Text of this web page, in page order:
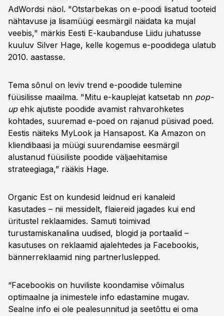
AdWordsi näol. "Otstarbekas on e-poodi lisatud tooteid
nähtavuse ja lisamüügi eesmärgil näidata ka mujal
veebis," märkis Eesti E-kaubanduse Liidu juhatusse
kuuluv Silver Hage, kelle kogemus e-poodidega ulatub
2010. aastasse.
Tema sõnul on leviv trend e-poodide tulemine
füüsilisse maailma. "Mitu e-kauplejat katsetab nn pop-
upehk ajutiste poodide avamist rahvarohketes
kohtades, suuremad e-poed on rajanud püsivad poed.
Eestis näiteks MyLook ja Hansapost. Ka Amazon on
kliendibaasi ja müügi suurendamise eesmärgil
alustanud füüsiliste poodide väljaehitamise
strateegiaga,” rääkis Hage.
Organic Est on kundesid leidnud eri kanaleid
kasutades – nii messidelt, flaiereid jagades kui end
üritustel reklaamides. Samuti toimivad
turustamiskanalina uudised, blogid ja portaalid –
kasutuses on reklaamid ajalehtedes ja Facebookis,
bännerreklaamid ning partnerluslepped.
“Facebookis on huviliste koondamise võimalus
optimaalne ja inimestele info edastamine mugav.
Sealne info ei ole pealesunnitud ja seetõttu ei oma